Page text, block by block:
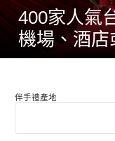
400家人氣
機場、酒店
伴手禮產地